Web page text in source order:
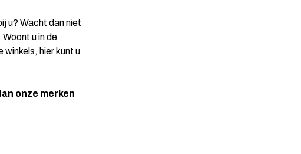
u? Wacht dan niet
u in de
hier kunt u
onze merken